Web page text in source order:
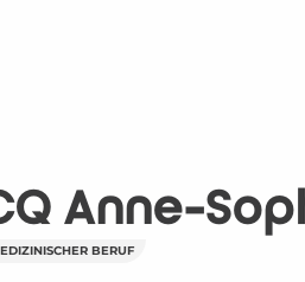
Anne-
BERUF